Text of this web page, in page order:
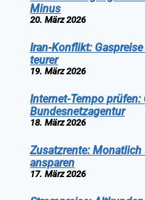
Minus
20. März 2026
Iran-Konflikt:
teurer
19. März 2026
Internet-Tempo prüfen:
Bundesnetzagentur
18. März 2026
Zusatzrente:
ansparen
17. März 2026